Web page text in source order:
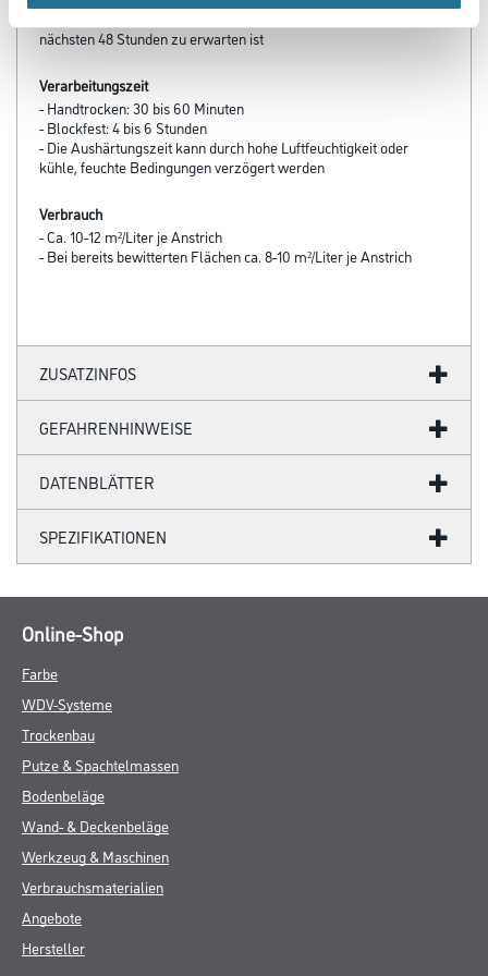
nächsten 48 Stunden zu erwarten ist
Verarbeitungszeit
- Handtrocken: 30 bis 60 Minuten
- Blockfest: 4 bis 6 Stunden
- Die Aushärtungszeit kann durch hohe Luftfeuchtigkeit oder
kühle, feuchte Bedingungen verzögert werden
Verbrauch
- Ca. 10-12 m²/Liter je Anstrich
- Bei bereits bewitterten Flächen ca. 8-10 m²/Liter je Anstrich
ZUSATZINFOS
GEFAHRENHINWEISE
DATENBLÄTTER
SPEZIFIKATIONEN
Online-Shop
Farbe
WDV-Systeme
Trockenbau
Putze & Spachtelmassen
Bodenbeläge
Wand- & Deckenbeläge
Werkzeug & Maschinen
Verbrauchsmaterialien
Angebote
Hersteller